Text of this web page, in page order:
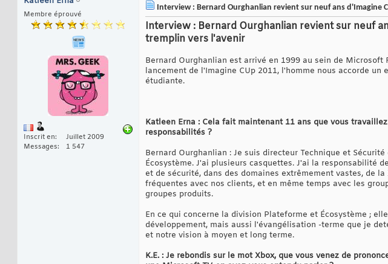
Membre éprouvé
Inscrit en
Juillet 2009
Messages
1 547
Interview : Bernard Ourghanlian revient sur neuf ans d'Imagine
Interview : Bernard Ourghanlian revient sur neuf
tremplin vers l'avenir
Bernard Ourghanlian est arrivé en 1999 au sein de
lancement de l'Imagine CUp 2011, l'homme nous accorde
étudiante.
Katleen Erna : Cela fait maintenant 11 ans que vous
responsabilités ?
Bernard Ourghanlian : Je suis directeur Technique et
Écosystème. J'ai plusieurs casquettes. J'ai la responsabilité
et de sécurité, dans des domaines extrêmement vastes, de
fréquentes avec nos clients, et en même temps avec les
groupes produits.
En ce qui concerne la division Plateforme et Écosystème ;
développement, mais aussi l'évangélisation -terme que je
et notre vision à moyen et long terme.
K.E. : Je rebondis sur le mot Xbox, que vous venez de